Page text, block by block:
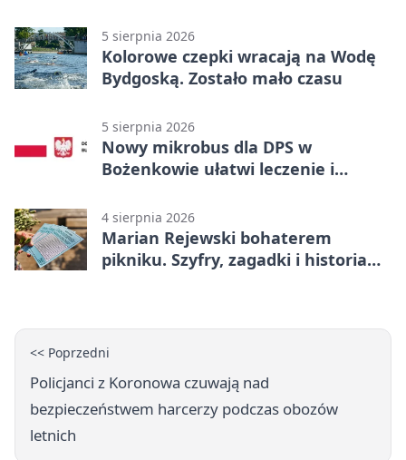
5 sierpnia 2026
Kolorowe czepki wracają na Wodę
Bydgoską. Zostało mało czasu
5 sierpnia 2026
Nowy mikrobus dla DPS w
Bożenkowie ułatwi leczenie i
4 sierpnia 2026
Marian Rejewski bohaterem
pikniku. Szyfry, zagadki i historia
<< Poprzedni
Policjanci z Koronowa czuwają nad
bezpieczeństwem harcerzy podczas obozów
letnich